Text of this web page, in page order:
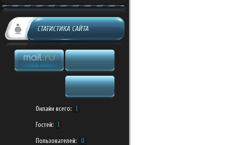
СТАТИСТИКА САЙТА
Онлайн всего: 1
Гостей: 1
Пользователей: 0